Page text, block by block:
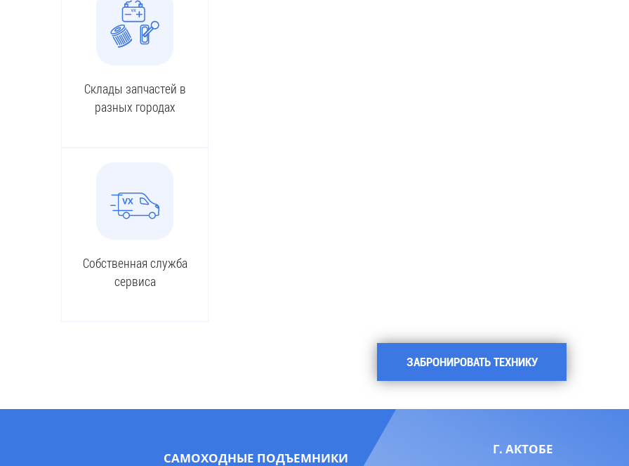
Склады запчастей в
разных городах
Собственная служба
сервиса
ЗАБРОНИРОВАТЬ ТЕХНИКУ
САМОХОДНЫЕ ПОДЪЕМНИКИ
Г. АКТОБЕ